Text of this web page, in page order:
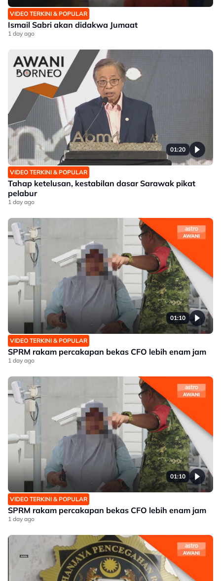
VIDEO TERKINI & POPULAR
Ismail Sabri akan didakwa Jumaat
1 day ago
01:20
VIDEO TERKINI & POPULAR
Tahap ketelusan, kestabilan dasar Sarawak pikat
pelabur
1 day ago
01:10
VIDEO TERKINI & POPULAR
SPRM rakam percakapan bekas CFO lebih enam jam
1 day ago
01:10
VIDEO TERKINI & POPULAR
SPRM rakam percakapan bekas CFO lebih enam jam
1 day ago